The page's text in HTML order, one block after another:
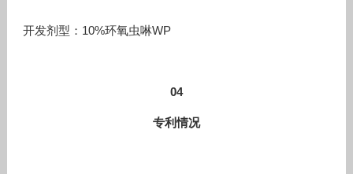
开发剂型：10%环氧虫啉WP
04
专利情况